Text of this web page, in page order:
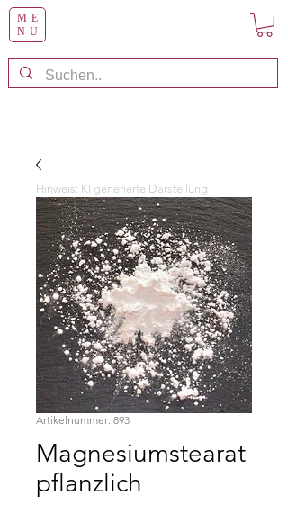
ME
NU
Artikelnummer: 893
Magnesiumstearat
pflanzlich
Hinweis: KI generierte Darstellung